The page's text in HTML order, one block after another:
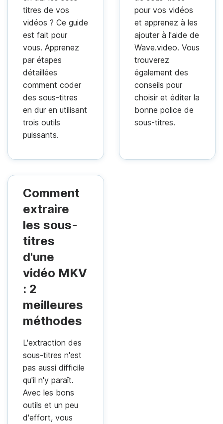
titres de vos
vidéos ? Ce guide
est fait pour
vous. Apprenez
par étapes
détaillées
comment coder
des sous-titres
en dur en utilisant
trois outils
puissants.
pour vos vidéos
et apprenez à les
ajouter à l'aide de
Wave.video. Vous
trouverez
également des
conseils pour
choisir et éditer la
bonne police de
sous-titres.
Comment
extraire
les sous-
titres
d'une
vidéo MKV
: 2
meilleures
méthodes
L'extraction des
sous-titres n'est
pas aussi difficile
qu'il n'y paraît.
Avec les bons
outils et un peu
d'effort, vous